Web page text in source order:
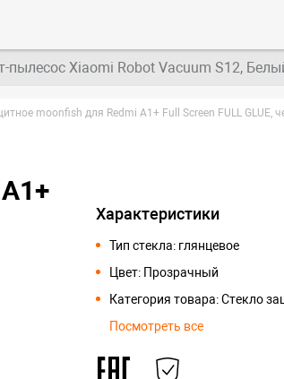
пылесос Xiaomi Robot Vacuum S12,
moonfish для Redmi A1+ Full Screen FULL GLUE,
Характеристики
Тип стекла: глянцевое
Цвет: Прозрачный
Категория товара: Стекло
Посмотреть все